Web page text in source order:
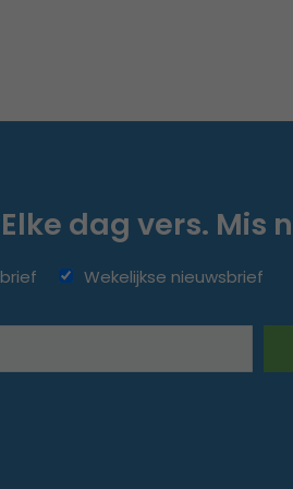
dag vers. Mis
Wekelijkse nieuwsbrief